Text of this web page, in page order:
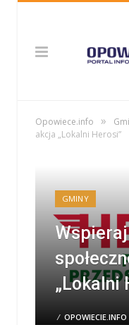
Opowiece.info »
akcja „Lokalni Herosi”
GMINY
„Lokalni
/ OPOWIECIE.INFO